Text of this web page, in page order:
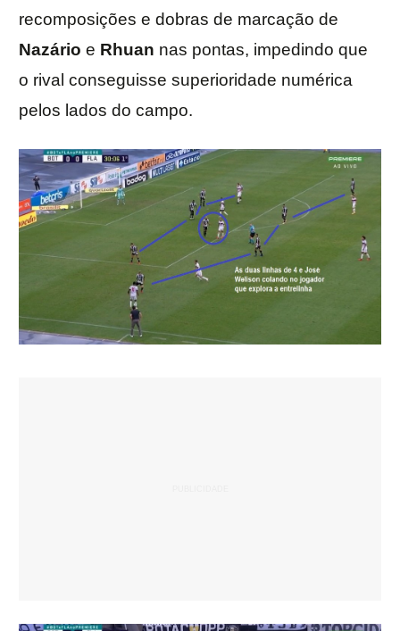
recomposições e dobras de marcação de
Nazário e Rhuan nas pontas, impedindo que
o rival conseguisse superioridade numérica
pelos lados do campo.